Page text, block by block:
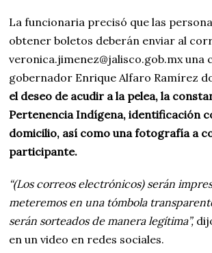
La funcionaria precisó que las
obtener boletos deberán enviar al
veronica.jimenez@jalisco.gob.mx una
gobernador Enrique Alfaro Ramírez
el deseo de acudir a la pelea, la
Pertenencia Indígena, identificación
domicilio, así como una fotografía a
participante.
“(Los correos electrónicos) serán
meteremos en una tómbola
serán sorteados de manera legítima”,
en un video en redes sociales.